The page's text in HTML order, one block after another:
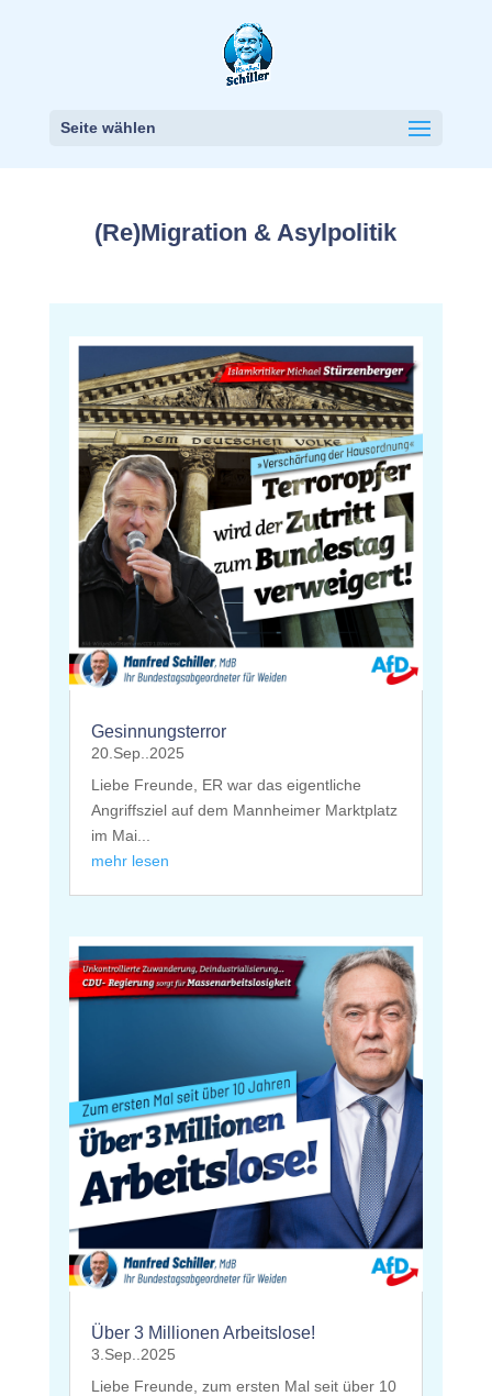
Seite wählen
(Re)Migration & Asylpolitik
Gesinnungsterror
20.Sep..2025
Liebe Freunde, ER war das eigentliche
Angriffsziel auf dem Mannheimer Marktplatz
im Mai...
mehr lesen
Über 3 Millionen Arbeitslose!
3.Sep..2025
Liebe Freunde, zum ersten Mal seit über 10